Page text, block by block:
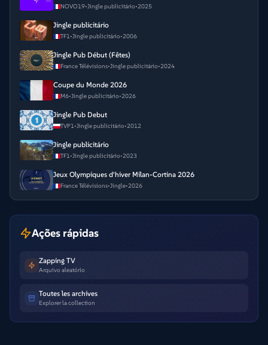
NOVO19•Jingle publicitário•2025
Jingle publicitário
TF1•Jingle publicitário•2006
Jingle Pub Début (Fêtes)
France Télévisions•Jingle publicitário•2024
Coupe du Monde 2026
M6•Jingle publicitário•2026
Jingle Pub Debut
TVP1•Jingle publicitário•2012
Jingle publicitário
TF1•Jingle publicitário•2023
Jeux Olympiques d'hiver Milan-Cortina 2026
France Télévisions•Jingle•2026
Ações rápidas
Zapping TV
Arquivo aleatório
Toutes les archives
Explorer la collection